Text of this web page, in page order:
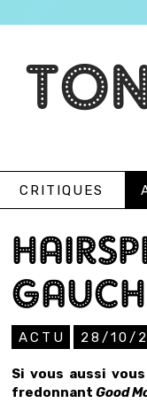
CRITIQUES
ACTU 28/10/
Si vous aussi
fredonnant Good